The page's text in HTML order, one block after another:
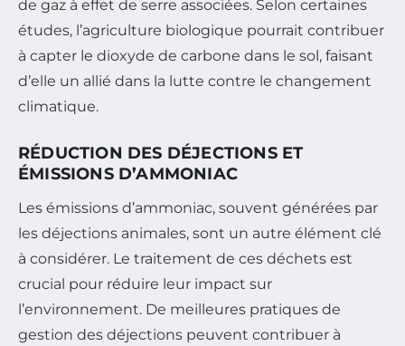
de gaz à effet de serre associées. Selon certaines
études, l’agriculture biologique pourrait contribuer
à capter le dioxyde de carbone dans le sol, faisant
d’elle un allié dans la lutte contre le changement
climatique.
RÉDUCTION DES DÉJECTIONS ET
ÉMISSIONS D’AMMONIAC
Les émissions d’ammoniac, souvent générées par
les déjections animales, sont un autre élément clé
à considérer. Le traitement de ces déchets est
crucial pour réduire leur impact sur
l’environnement. De meilleures pratiques de
gestion des déjections peuvent contribuer à